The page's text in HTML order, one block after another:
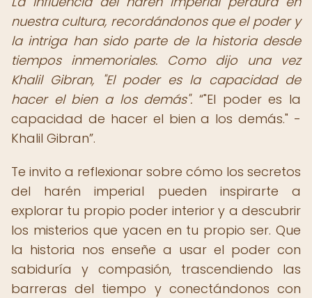
nuestra cultura, recordándonos que el poder y
la intriga han sido parte de la historia desde
tiempos inmemoriales. Como dijo una vez
Khalil Gibran, "El poder es la capacidad de
hacer el bien a los demás".
"El poder es la
capacidad de hacer el bien a los demás." -
Khalil Gibran .
Te invito a reflexionar sobre cómo los secretos
del harén imperial pueden inspirarte a
explorar tu propio poder interior y a descubrir
los misterios que yacen en tu propio ser. Que
la historia nos enseñe a usar el poder con
sabiduría y compasión, trascendiendo las
barreras del tiempo y conectándonos con